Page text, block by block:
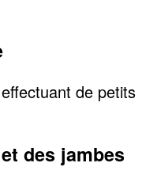
de petits
des jambes